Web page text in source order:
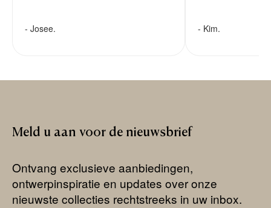
- Josee. - Kim.
Meld u aan voor de nieuwsbrief
Ontvang exclusieve aanbiedingen,
ontwerpinspiratie en updates over onze
nieuwste collecties rechtstreeks in uw inbox.